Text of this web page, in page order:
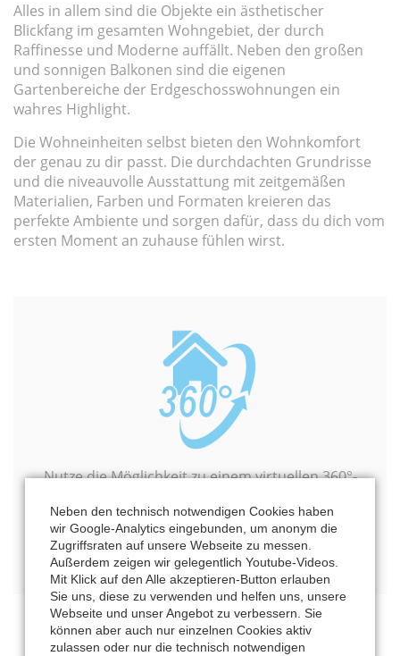
Alles in allem sind die Objekte ein ästhetischer
Blickfang im gesamten Wohngebiet, der durch
Raffinesse und Moderne auffällt. Neben den großen
und sonnigen Balkonen sind die eigenen
Gartenbereiche der Erdgeschosswohnungen ein
wahres Highlight.
Die Wohneinheiten selbst bieten den Wohnkomfort
der genau zu dir passt. Die durchdachten Grundrisse
und die niveauvolle Ausstattung mit zeitgemäßen
Materialien, Farben und Formaten kreieren das
perfekte Ambiente und sorgen dafür, dass du dich vom
ersten Moment an zuhause fühlen wirst.
Nutze die Möglichkeit zu einem virtuellen 360°-
Nimm dir ein paar Minuten Zeit
und tritt ein inWohnung 9.
Neben den technisch notwendigen Cookies haben
wir Google-Analytics eingebunden, um anonym die
Zugriffsraten auf unsere Webseite zu messen.
Außerdem zeigen wir gelegentlich Youtube-Videos.
Mit Klick auf den Alle akzeptieren-Button erlauben
Sie uns, diese zu verwenden und helfen uns, unsere
Webseite und unser Angebot zu verbessern. Sie
können aber auch nur einzelnen Cookies aktiv
zulassen oder nur die technisch notwendigen